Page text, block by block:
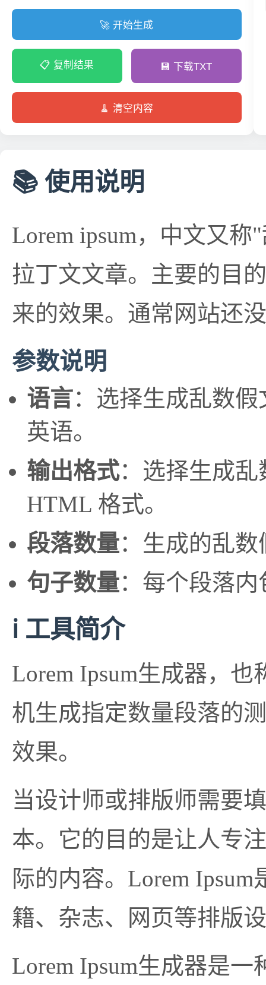
🚀 开始生成
📋 复制结果 💾 下载TXT
🧹 清空内容
📚 使用说明
Lorem ipsum，中文又
拉丁文文章。主要的目
来的效果。通常网站还
参数说明
语言：选择生成乱数
英语。
输出格式：选择生成
HTML 格式。
段落数量：生成的乱
句子数量：每个段落
ℹ️ 工具简介
Lorem Ipsum生成器，
机生成指定数量段落的
效果。
当设计师或排版师需要
本。它的目的是让人专
际的内容。Lorem
籍、杂志、网页等排版
Lorem Ipsum生成器是